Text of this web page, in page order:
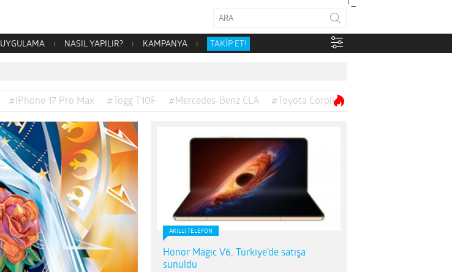
UYGULAMA NASIL YAPILIR? KAMPANYA TAKİP ET!
#iPhone 17 Pro Max #Togg T10F #Mercedes-Benz CLA #Toyota Corolla
AKILLI TELEFON
Honor Magic V6, Türkiye’de satışa
sunuldu